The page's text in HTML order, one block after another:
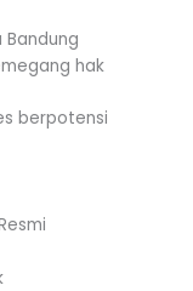
Bandung
hak
berpotensi